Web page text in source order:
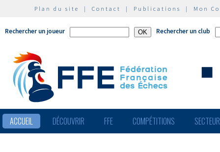
Plan du site | Contact | Publications | Mon
Rechercher un joueur Rechercher un club
ACCUEIL DÉCOUVRIR FFE COMPÉTITIONS